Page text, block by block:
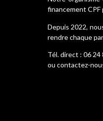
financement CPF
Depuis 2022,
rendre chaque
Tél. direct : 06 24
ou contactez-